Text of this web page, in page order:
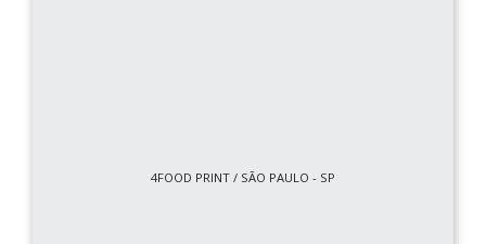
4FOOD PRINT / SÃO PAULO - SP